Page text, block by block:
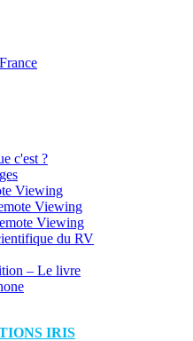
c'est ?
Viewing
Viewing
Viewing
du RV
– Le livre
IRIS